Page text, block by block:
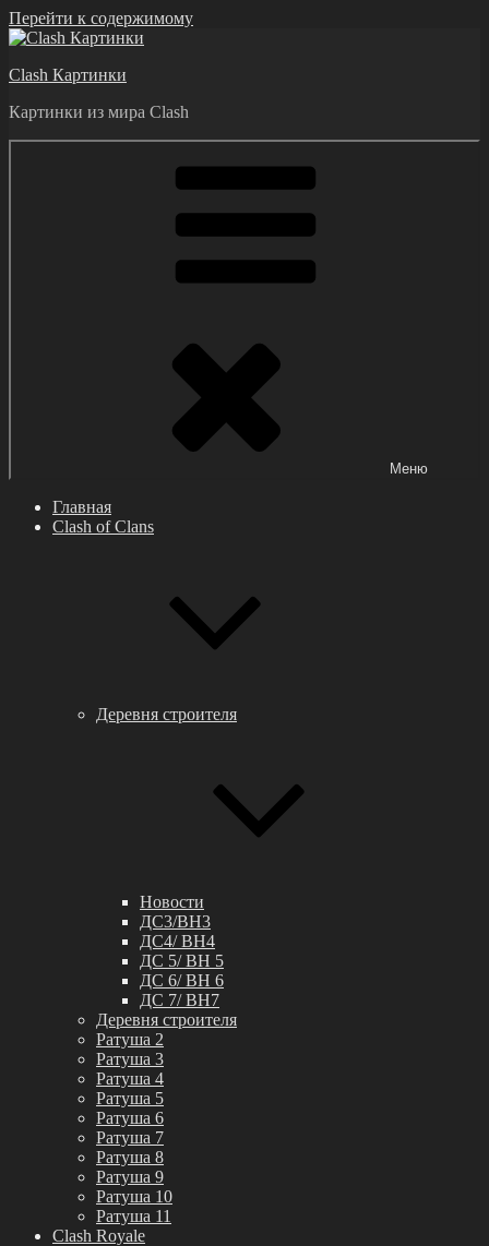
Перейти к содержимому
Clash Картинки
Картинки из мира Clash
Меню
Главная
Clash of Clans
Деревня строителя
Новости
ДС3/BH3
ДС4/ BH4
ДС 5/ BH 5
ДС 6/ BH 6
ДС 7/ BH7
Деревня строителя
Ратуша 2
Ратуша 3
Ратуша 4
Ратуша 5
Ратуша 6
Ратуша 7
Ратуша 8
Ратуша 9
Ратуша 10
Ратуша 11
Clash Royale